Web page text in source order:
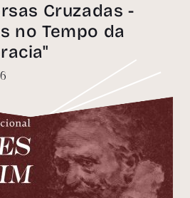
Cruzadas -
no Tempo da